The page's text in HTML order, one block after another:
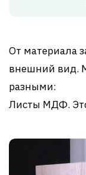
От материала
внешний вид.
разными:
Листы МДФ.